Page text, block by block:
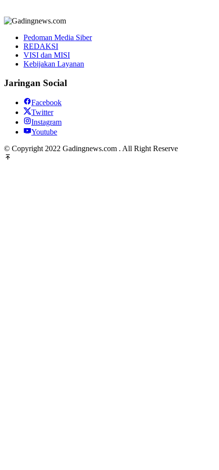
Pedoman Media Siber
REDAKSI
VISI dan MISI
Kebijakan Layanan
Jaringan Social
Facebook
Twitter
Instagram
Youtube
© Copyright 2022 Gadingnews.com . All Right Reserve